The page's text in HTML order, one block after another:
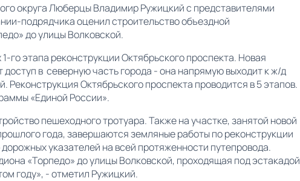
округа Люберцы Владимир Ружицкий с представителями
подрядчика оценил строительство объездной
до улицы Волковской.
го этапа реконструкции Октябрьского проспекта. Новая
в северную часть города - она напрямую выходит к ж/д
Октябрьского проспекта проводится в 5 этапов.
«Единой России».
пешеходного тротуара. Также на участке, занятой новой
года, завершаются земляные работы по реконструкции
указателей на всей протяженности путепровода.
«Торпедо» до улицы Волковской, проходящая под эстакадой
году», - отметил Ружицкий.